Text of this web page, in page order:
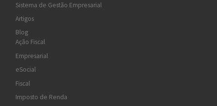
Sistema de Gestão Empresarial
Artigos
Blog
Ação Fiscal
Empresarial
eSocial
Fiscal
Imposto de Renda